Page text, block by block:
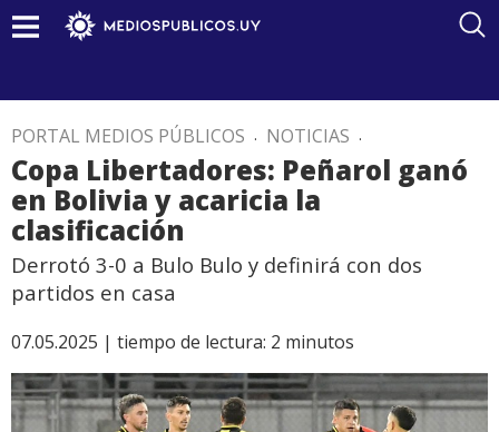
PORTAL MEDIOS PÚBLICOS . NOTICIAS .
Copa Libertadores: Peñarol ganó
en Bolivia y acaricia la
clasificación
Derrotó 3-0 a Bulo Bulo y definirá con dos
partidos en casa
07.05.2025 | tiempo de lectura: 2 minutos